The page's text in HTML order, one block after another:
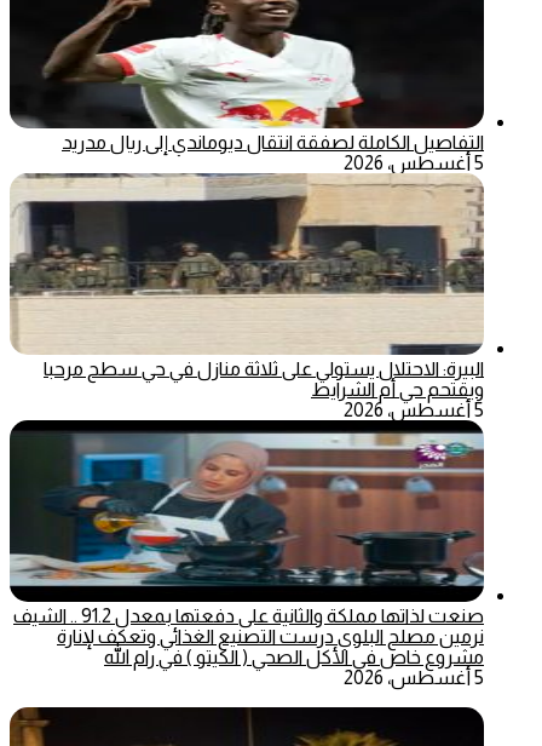
التفاصيل الكاملة لصفقة انتقال ديوماندي إلى ريال مدريد
5 أغسطس، 2026
البيرة: الاحتلال يستولي على ثلاثة منازل في حي سطح مرحبا
ويقتحم حي أم الشرايط
5 أغسطس، 2026
صنعت لذاتها مملكة والثانية على دفعتها بمعدل 91.2 .. الشيف
نرمين مصلح البلوي درست التصنيع الغذائي وتعكف لإنارة
مشروع خاص في الأكل الصحي ( الكيتو ) في رام الله
5 أغسطس، 2026